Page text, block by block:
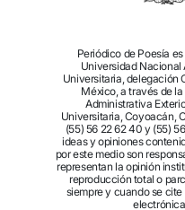
Periódico de Poesía
Universidad
Universitaria, delegación
México, a través de
Administrativa
Universitaria, Coyoacán,
(55) 56 22 62 40 y (55)
ideas y opiniones
por este medio son
representan la opinión
reproducción total o
siempre y cuando se